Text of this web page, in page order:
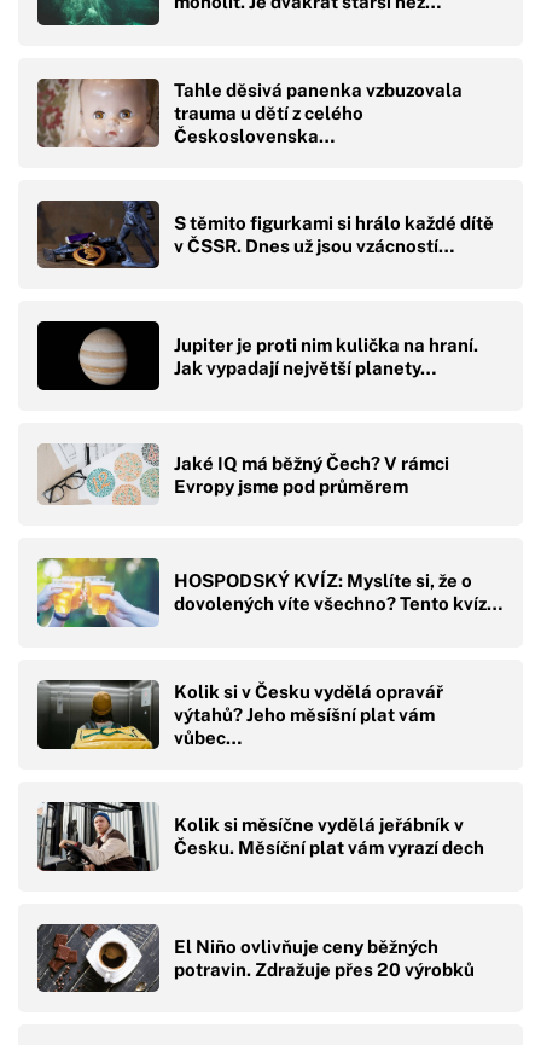
Tahle děsivá panenka vzbuzovala
trauma u dětí z celého
Československa…
S těmito figurkami si hrálo každé dítě
v ČSSR. Dnes už jsou vzácností…
Jupiter je proti nim kulička na hraní.
Jak vypadají největší planety…
Jaké IQ má běžný Čech? V rámci
Evropy jsme pod průměrem
HOSPODSKÝ KVÍZ: Myslíte si, že o
dovolených víte všechno? Tento kvíz…
Kolik si v Česku vydělá opravář
výtahů? Jeho měsíšní plat vám
vůbec…
Kolik si měsíčne vydělá jeřábník v
Česku. Měsíční plat vám vyrazí dech
El Niño ovlivňuje ceny běžných
potravin. Zdražuje přes 20 výrobků